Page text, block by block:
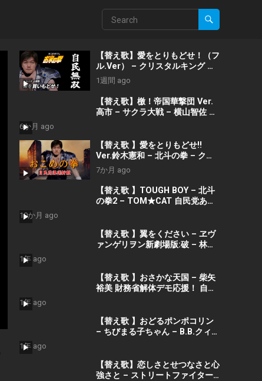
【替え歌】愛をとりもどせ！（フ
ル.Ver） – クリスタルキング 北
斗の拳 政治のうた 自民党あるあ
1週間 ago
【替え歌】檄！帝国華撃団 Ver.
高市 – サクラ大戦 – 横山智佐 ゲ
6か月 ago
【替え歌 】愛をとりもどせ!!
Ver.鈴木憲和 – 北斗の拳 – クリ
スタルキング 自民党あるある #
衆院解散
7か月 ago
【替え歌 】TOUGH BOY – 北斗
の拳2 – TOM★CAT 自民党ある
10か月 ago
【替え歌 】翼をください – ヱヴ
ァンゲリヲン新劇場版:破 – 林原
1年 ago
【替え歌 】おさかな天国 – 柴矢
裕美 財務省解体デモ応援！ 自民
1年 ago
【替え歌 】おどるポンポコリン
– ちびまる子ちゃん – B.B.クィー
1年 ago
【替え歌】恋しさとせつなさと心
強さと – ストリートファイターII